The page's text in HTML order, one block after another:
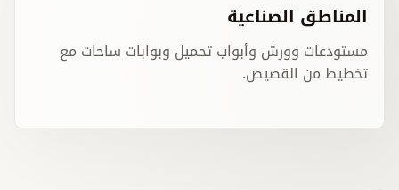
المناطق الصناعية
مستودعات وورش وأبواب تحميل وبوابات ساحات مع
تخطيط من القصيص.